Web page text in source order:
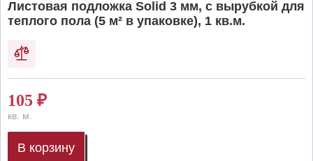
Листовая подложка Solid 3 мм, с вырубкой для
теплого пола (5 м² в упаковке), 1 кв.м.
105 ₽
кв. м.
В корзину